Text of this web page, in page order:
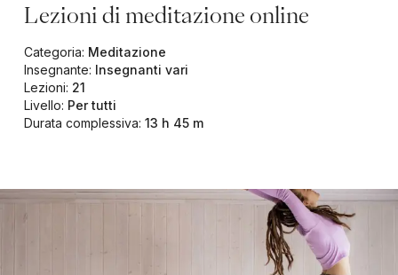
Lezioni di meditazione online
Categoria: Meditazione
Insegnante: Insegnanti vari
Lezioni: 21
Livello: Per tutti
Durata complessiva: 13 h 45 m